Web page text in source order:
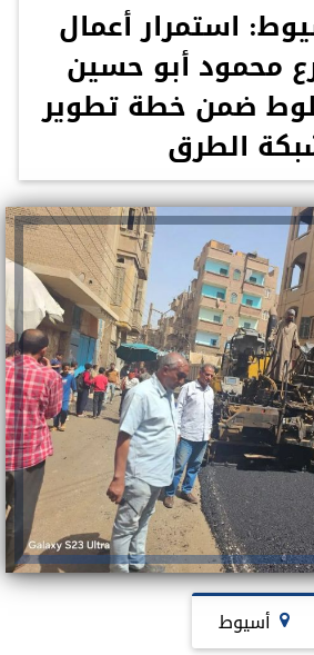
استمرار أعمال
محمود أبو حسين
ضمن خطة تطوير
الطرق
أسيوط